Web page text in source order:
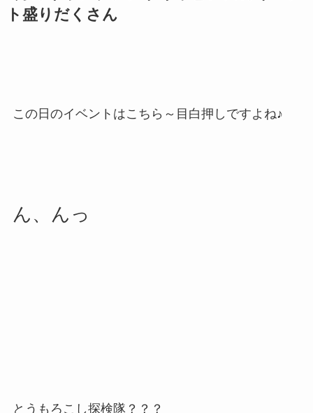
ト盛りだくさん
この日のイベントはこちら～目白押しですよね♪
ん、んっ
とうもろこし探検隊？？？